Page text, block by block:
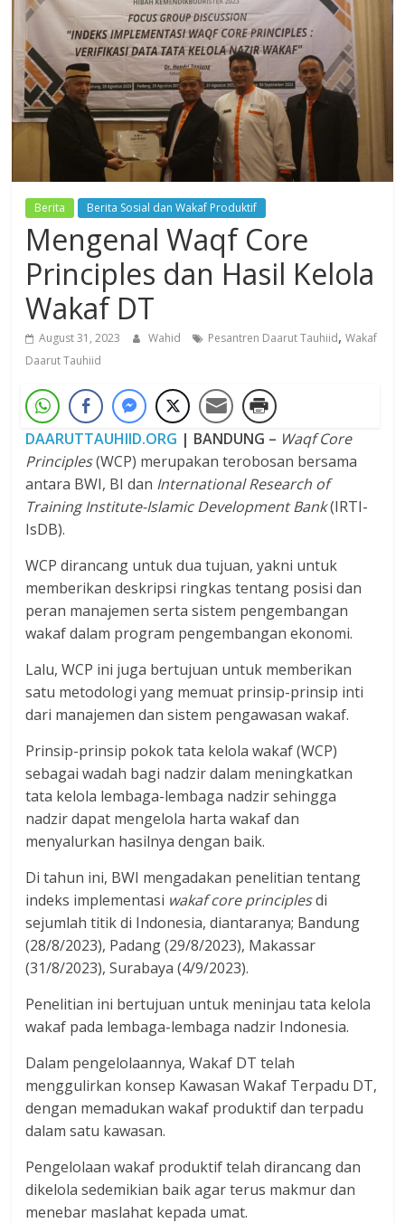
Dzikir,
Fikir,
Ikhtiar
Berita Berita Sosial dan Wakaf Produktif
Mengenal Waqf Core
Principles dan Hasil Kelola
Wakaf DT
August 31, 2023 Wahid Pesantren Daarut Tauhiid,Wakaf
Daarut Tauhiid
DAARUTTAUHIID.ORG | BANDUNG – Waqf Core
Principles(WCP) merupakan terobosan bersama
antara BWI, BI dan International Research of
Training Institute-Islamic Development Bank(IRTI-
IsDB).
WCP dirancang untuk dua tujuan, yakni untuk
memberikan deskripsi ringkas tentang posisi dan
peran manajemen serta sistem pengembangan
wakaf dalam program pengembangan ekonomi.
Lalu, WCP ini juga bertujuan untuk memberikan
satu metodologi yang memuat prinsip-prinsip inti
dari manajemen dan sistem pengawasan wakaf.
Prinsip-prinsip pokok tata kelola wakaf (WCP)
sebagai wadah bagi nadzir dalam meningkatkan
tata kelola lembaga-lembaga nadzir sehingga
nadzir dapat mengelola harta wakaf dan
menyalurkan hasilnya dengan baik.
Di tahun ini, BWI mengadakan penelitian tentang
indeks implementasi wakaf core principlesdi
sejumlah titik di Indonesia, diantaranya; Bandung
(28/8/2023), Padang (29/8/2023), Makassar
(31/8/2023), Surabaya (4/9/2023).
Penelitian ini bertujuan untuk meninjau tata kelola
wakaf pada lembaga-lembaga nadzir Indonesia.
Dalam pengelolaannya, Wakaf DT telah
menggulirkan konsep Kawasan Wakaf Terpadu DT,
dengan memadukan wakaf produktif dan terpadu
dalam satu kawasan.
Pengelolaan wakaf produktif telah dirancang dan
dikelola sedemikian baik agar terus makmur dan
menebar maslahat kepada umat.